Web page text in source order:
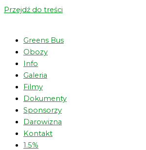
Przejdź do treści
Greens Bus
Obozy
Info
Galeria
Filmy
Dokumenty
Sponsorzy
Darowizna
Kontakt
1.5%